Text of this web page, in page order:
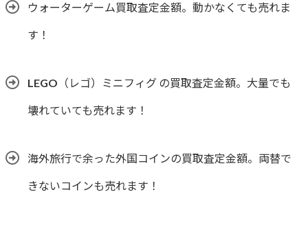
ウォーターゲーム買取査定金額。動かなくても売れま
す！
LEGO（レゴ）ミニフィグ の買取査定金額。大量でも
壊れていても売れます！
海外旅行で余った外国コインの買取査定金額。両替で
きないコインも売れます！